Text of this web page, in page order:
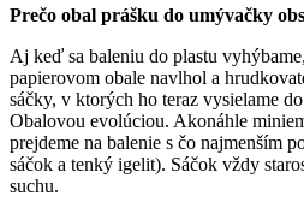
Prečo obal prášku do umývačky
Aj keď sa baleniu do plastu
papierovom obale navlhol a
sáčky, v ktorých ho teraz vysielame
Obalovou evolúciou. Akonáhle
prejdeme na balenie s čo najmenším
sáčok a tenký igelit). Sáčok vždy
suchu.